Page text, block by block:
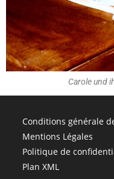
Carole und
Conditions générale
Mentions Légales
Politique de
Plan XML